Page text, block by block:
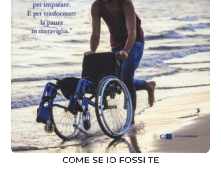
COME SE IO FOSSI TE